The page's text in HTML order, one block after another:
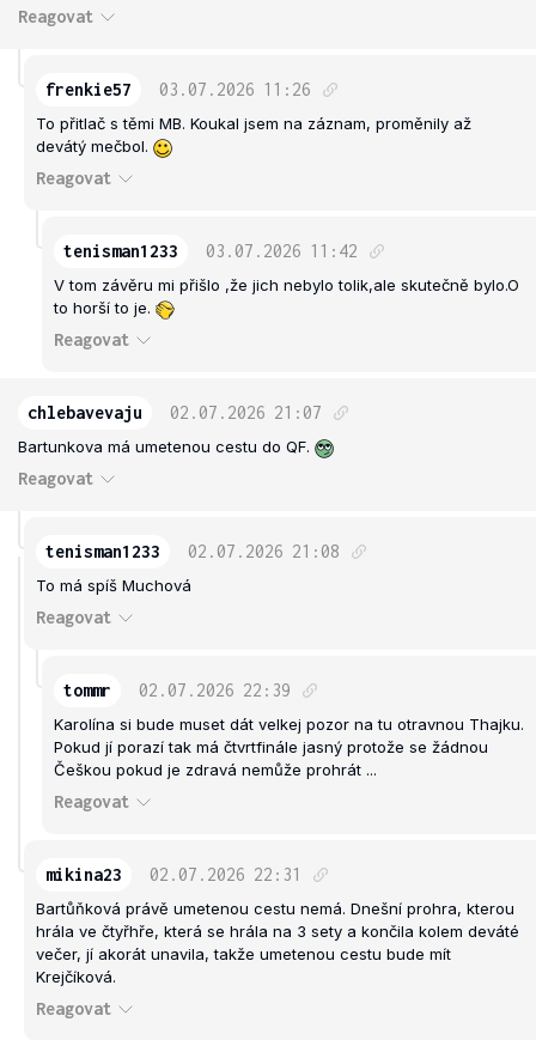
Reagovat
frenkie57 03.07.2026 11:26
To přitlač s těmi MB. Koukal jsem na záznam, proměnily až
devátý mečbol.
Reagovat
tenisman1233 03.07.2026 11:42
V tom závěru mi přišlo ,že jich nebylo tolik,ale skutečně bylo.O
to horší to je.
Reagovat
chlebavevaju 02.07.2026 21:07
Bartunkova má umetenou cestu do QF.
Reagovat
tenisman1233 02.07.2026 21:08
To má spíš Muchová
Reagovat
tommr 02.07.2026 22:39
Karolína si bude muset dát velkej pozor na tu otravnou Thajku.
Pokud jí porazí tak má čtvrtfinále jasný protože se žádnou
Češkou pokud je zdravá nemůže prohrát ...
Reagovat
mikina23 02.07.2026 22:31
Bartůňková právě umetenou cestu nemá. Dnešní prohra, kterou
hrála ve čtyřhře, která se hrála na 3 sety a končila kolem deváté
večer, jí akorát unavila, takže umetenou cestu bude mít
Krejčíková.
Reagovat